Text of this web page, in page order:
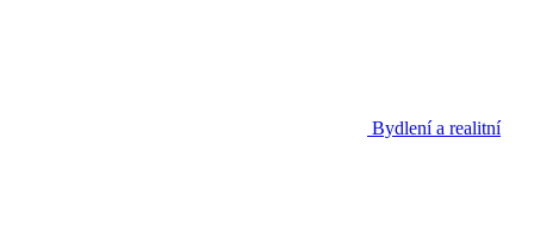
Bydlení a realitní